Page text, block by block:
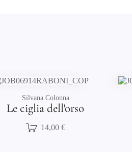
Matthias Ferrino
Terra Nova
14,00 €